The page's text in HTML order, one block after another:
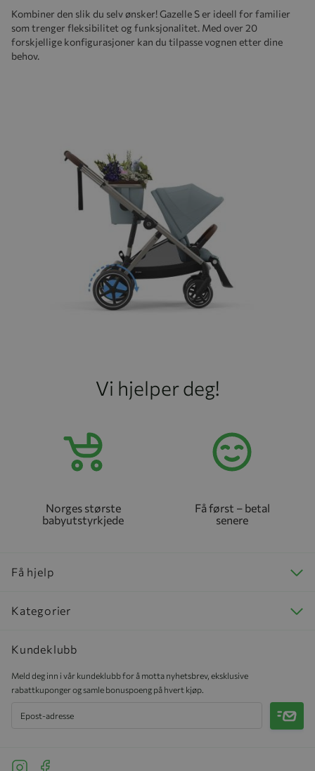
Kombiner den slik du selv ønsker! Gazelle S er ideell for familier
som trenger fleksibilitet og funksjonalitet. Med over 20
forskjellige konfigurasjoner kan du tilpasse vognen etter dine
behov.
Vi hjelper deg!
Norges største
babyutstyrkjede
Få først – betal
senere
Få hjelp
Kategorier
Kundeklubb
Meld deg inn i vår kundeklubb for å motta nyhetsbrev, eksklusive
rabattkuponger og samle bonuspoeng på hvert kjøp.
Meld
See our Instagram
See our Facebook